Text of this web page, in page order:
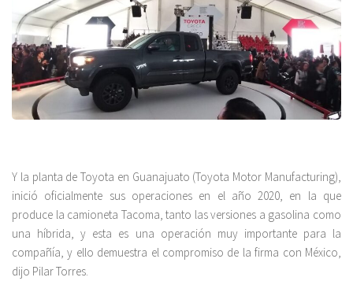
Y la planta de Toyota en Guanajuato (Toyota Motor Manufacturing),
inició oficialmente sus operaciones en el año 2020, en la que
produce la camioneta Tacoma, tanto las versiones a gasolina como
una híbrida, y esta es una operación muy importante para la
compañía, y ello demuestra el compromiso de la firma con México,
dijo Pilar Torres.